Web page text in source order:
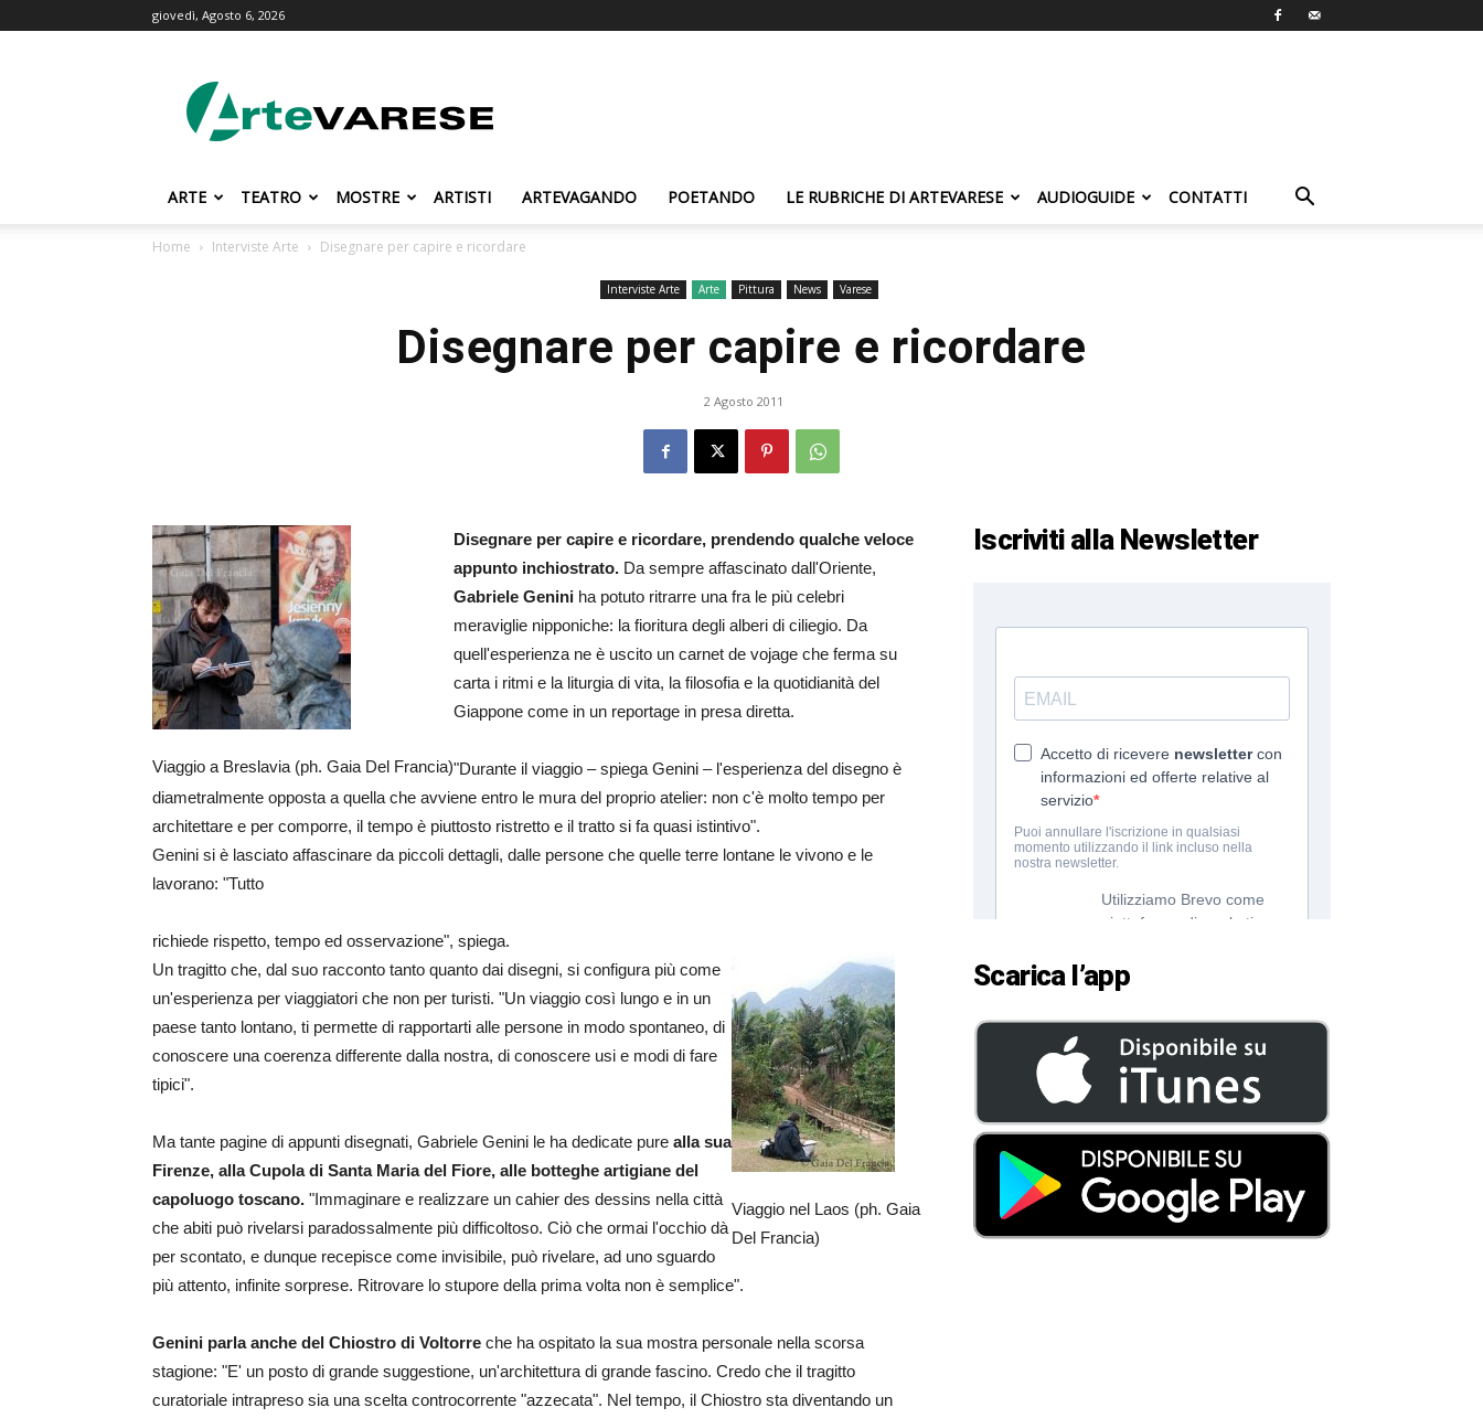
giovedì, Agosto 6, 2026
ARTE TEATRO MOSTRE ARTISTI ARTEVAGANDO POETANDO LE RUBRICHE DI ARTEVARESE AUDIOGUIDE CONTATTI
Home Interviste Arte Disegnare per capire e ricordare
Interviste Arte Arte Pittura News Varese
Disegnare per capire e ricordare
2 Agosto 2011
Viaggio a Breslavia (ph. Gaia Del Francia)
Disegnare per capire e ricordare, prendendo qualche veloce
appunto inchiostrato. Da sempre affascinato dall'Oriente,
Gabriele Genini ha potuto ritrarre una fra le più celebri
meraviglie nipponiche: la fioritura degli alberi di ciliegio. Da
quell'esperienza ne è uscito un carnet de vojage che ferma su
carta i ritmi e la liturgia di vita, la filosofia e la quotidianità del
Giappone come in un reportage in presa diretta.
"Durante il viaggio – spiega Genini – l'esperienza del disegno è
diametralmente opposta a quella che avviene entro le mura del proprio atelier: non c'è molto tempo per
architettare e per comporre, il tempo è piuttosto ristretto e il tratto si fa quasi istintivo".
Genini si è lasciato affascinare da piccoli dettagli, dalle persone che quelle terre lontane le vivono e le
lavorano: "Tutto
Viaggio nel Laos (ph. Gaia
Del Francia)
richiede rispetto, tempo ed osservazione", spiega.
Un tragitto che, dal suo racconto tanto quanto dai disegni, si configura più come
un'esperienza per viaggiatori che non per turisti. "Un viaggio così lungo e in un
paese tanto lontano, ti permette di rapportarti alle persone in modo spontaneo, di
conoscere una coerenza differente dalla nostra, di conoscere usi e modi di fare
tipici".
Ma tante pagine di appunti disegnati, Gabriele Genini le ha dedicate pure alla sua
Firenze, alla Cupola di Santa Maria del Fiore, alle botteghe artigiane del
capoluogo toscano. "Immaginare e realizzare un cahier des dessins nella città
che abiti può rivelarsi paradossalmente più difficoltoso. Ciò che ormai l'occhio dà
per scontato, e dunque recepisce come invisibile, può rivelare, ad uno sguardo
più attento, infinite sorprese. Ritrovare lo stupore della prima volta non è semplice".
Genini parla anche del Chiostro di Voltorre che ha ospitato la sua mostra personale nella scorsa
stagione: "E' un posto di grande suggestione, un'architettura di grande fascino. Credo che il tragitto
curatoriale intrapreso sia una scelta controcorrente "azzecata". Nel tempo, il Chiostro sta diventando un
Iscriviti alla Newsletter
Scarica l’app